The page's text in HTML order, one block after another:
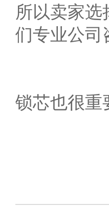
所以卖家
们专业公司
锁芯也很重